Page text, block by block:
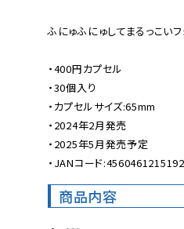
ふにゅふにゅしてまるっこい
・400円カプセル
・30個入り
・カプセルサイズ:65mm
・2024年2月発売
・2025年5月発売予定
・JANコード:4560461215192
商品内容